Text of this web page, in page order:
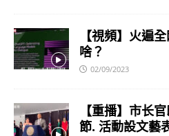
【視頻】火遍
啥？
02/09/2023
【重播】市长
節. 活動設文藝